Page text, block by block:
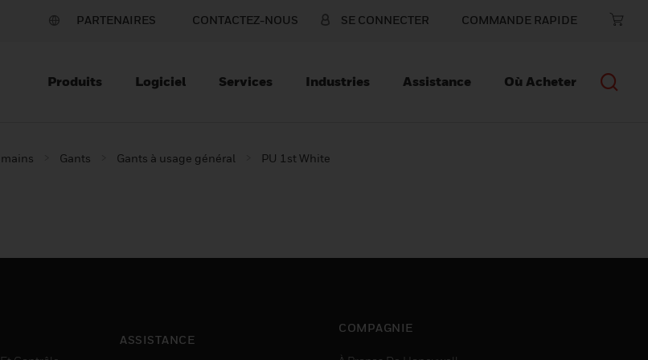
PARTENAIRES CONTACTEZ-NOUS SE CONNECTER COMMANDE RAPIDE
Produits Logiciel Services Industries Assistance Où Acheter
Gants Gants à usage général PU 1st White
ASSISTANCE
COMPAGNIE